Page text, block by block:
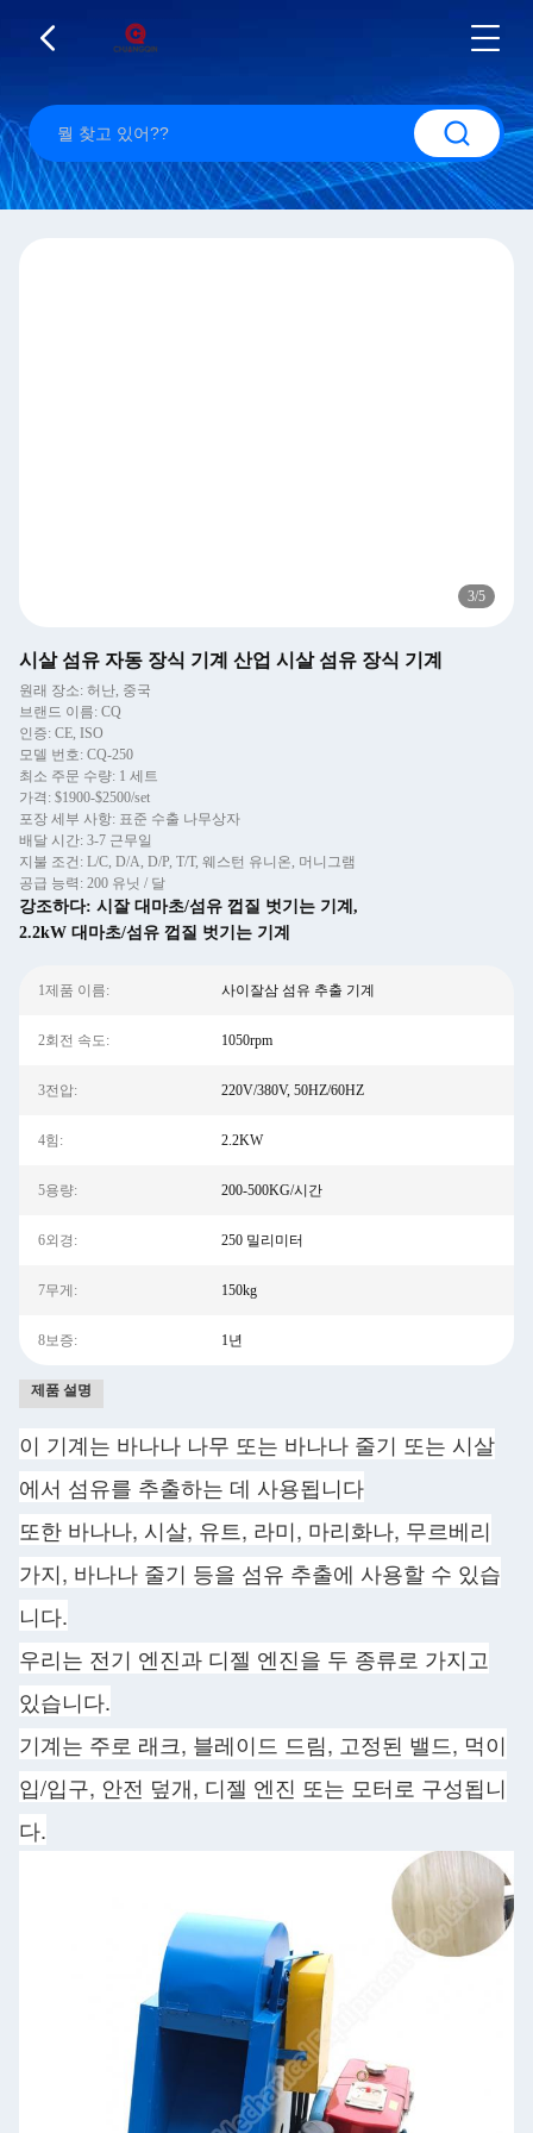
3/5
시살 섬유 자동 장식 기계 산업 시살 섬유 장식 기계
원래 장소: 허난, 중국
브랜드 이름: CQ
인증: CE, ISO
모델 번호: CQ-250
최소 주문 수량: 1 세트
가격: $1900-$2500/set
포장 세부 사항: 표준 수출 나무상자
배달 시간: 3-7 근무일
지불 조건: L/C, D/A, D/P, T/T, 웨스턴 유니온, 머니그램
공급 능력: 200 유닛 / 달
강조하다: 시잘 대마초/섬유 껍질 벗기는 기계 ,
2.2kW 대마초/섬유 껍질 벗기는 기계
1제품 이름: 사이잘삼 섬유 추출 기계
2회전 속도: 1050rpm
3전압: 220V/380V, 50HZ/60HZ
4힘: 2.2KW
5용량: 200-500KG/시간
6외경: 250 밀리미터
7무게: 150kg
8보증: 1년
제품 설명
이 기계는 바나나 나무 또는 바나나 줄기 또는 시살
에서 섬유를 추출하는 데 사용됩니다
또한 바나나, 시살, 유트, 라미, 마리화나, 무르베리
가지, 바나나 줄기 등을 섬유 추출에 사용할 수 있습
니다.
우리는 전기 엔진과 디젤 엔진을 두 종류로 가지고
있습니다.
기계는 주로 래크, 블레이드 드림, 고정된 밸드, 먹이
입/입구, 안전 덮개, 디젤 엔진 또는 모터로 구성됩니
다.